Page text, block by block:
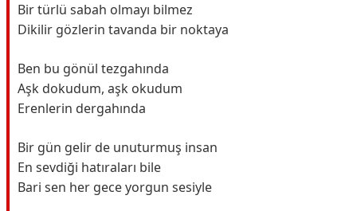
Bir türlü sabah olmayı bilmez
Dikilir gözlerin tavanda bir noktaya
Ben bu gönül tezgahında
Aşk dokudum, aşk okudum
Erenlerin dergahında
Bir gün gelir de unuturmuş insan
En sevdiği hatıraları bile
Bari sen her gece yorgun sesiyle